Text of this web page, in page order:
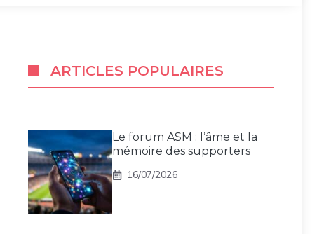
ARTICLES POPULAIRES
Le forum ASM : l’âme et la
mémoire des supporters
16/07/2026